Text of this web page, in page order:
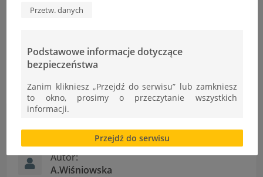
Autor:
A.Wiśniowska
Przetw. danych
Podstawowe informacje dotyczące
bezpieczeństwa
Zanim klikniesz „Przejdź do serwisu” lub zamkniesz
to okno, prosimy o przeczytanie wszystkich
informacji.
Brak zgody bądź ograniczenie funkcjonalności plików
cookies lub local storage, może utrudnić lub
uniemożliwić korzystanie z Serwisu.
Informacje dotyczące polityki prywatności oraz
Przejdź do serwisu